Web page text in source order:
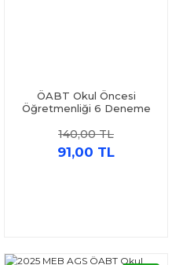
ÖABT Okul Öncesi
Öğretmenliği 6 Deneme
140,00 TL
91,00 TL